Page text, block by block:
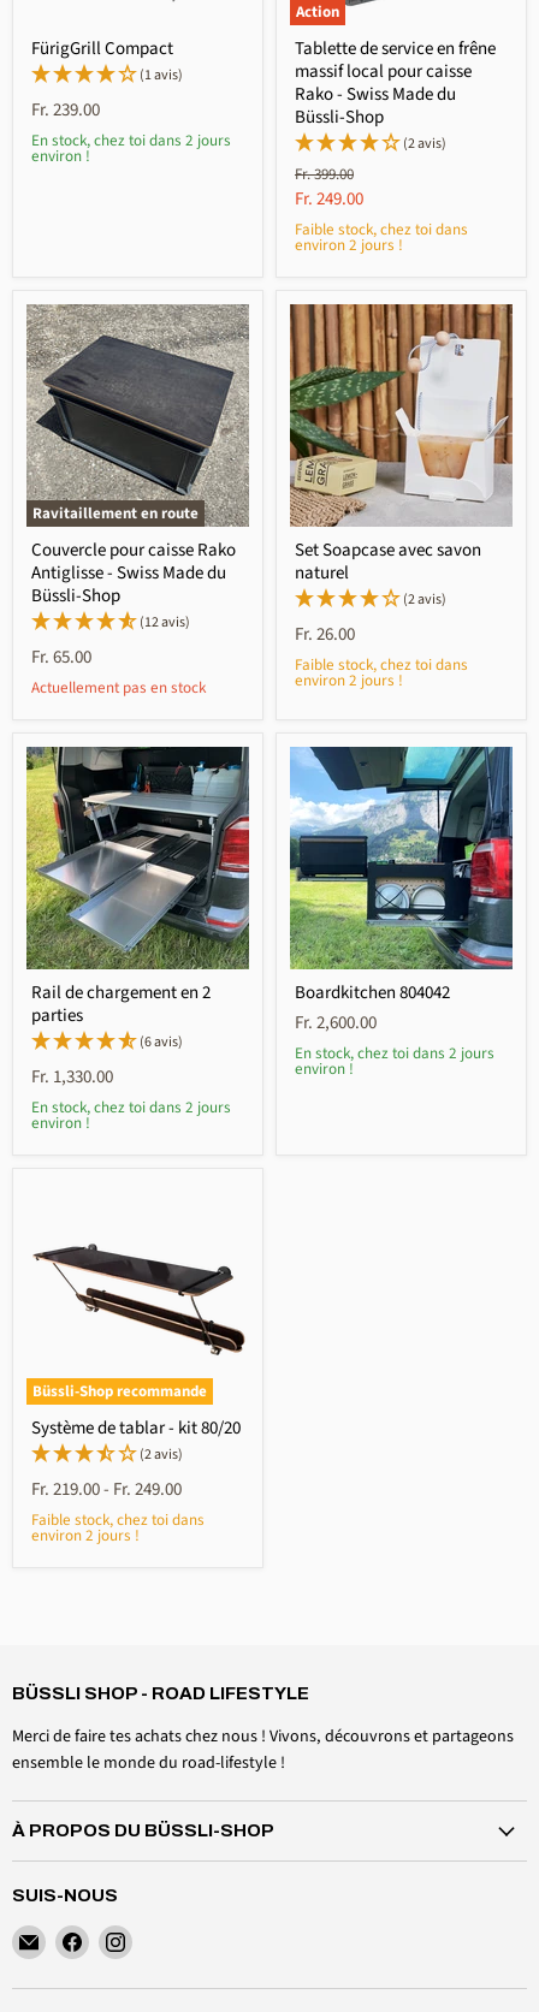
FürigGrill Compact
(1 avis)
Fr. 239.00
En stock, chez toi dans 2 jours
environ !
Action
Tablette de service en frêne
massif local pour caisse
Rako - Swiss Made du
Büssli-Shop
(2 avis)
Prix
initial
Fr. 399.00
Prix
actuel
Fr. 249.00
Faible stock, chez toi dans
environ 2 jours !
Ravitaillement en route
Couvercle pour caisse Rako
Antiglisse - Swiss Made du
Büssli-Shop
(12 avis)
Fr. 65.00
Actuellement pas en stock
Set Soapcase avec savon
naturel
(2 avis)
Fr. 26.00
Faible stock, chez toi dans
environ 2 jours !
Rail de chargement en 2
parties
(6 avis)
Fr. 1,330.00
En stock, chez toi dans 2 jours
environ !
Boardkitchen 804042
Fr. 2,600.00
En stock, chez toi dans 2 jours
environ !
Büssli-Shop recommande
Système de tablar - kit 80/20
(2 avis)
Fr. 219.00- Fr. 249.00
Faible stock, chez toi dans
environ 2 jours !
BÜSSLI SHOP - ROAD LIFESTYLE
Merci de faire tes achats chez nous ! Vivons, découvrons et partageons
ensemble le monde du road-lifestyle !
À PROPOS DU BÜSSLI-SHOP
SUIS-NOUS
Retrouvez-
nous
sur
Retrouvez-
nous
sur
Retrouvez-
sur
Daniel Aeschbach
Accessoires casquette de toit Kit de serrage pare-brise
Tout est parfait, comme prévu
Utile ? Oui Partager
Twitter
Suisse, le 6 août 2026
Client vérifié
Crochet magnétique 20kg
Combien de fois allez-vous encore me demander si
magnétique ? Je ne veux ni ne dois donner mon